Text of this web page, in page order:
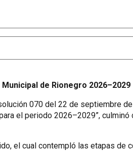
de Rionegro 2026–2029
070 del 22 de septiembre
el periodo 2026–2029”,
el cual contempló las etapas de